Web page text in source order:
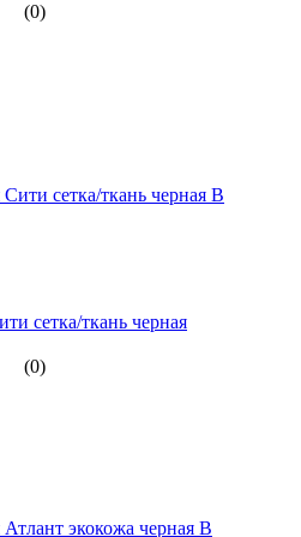
(0)
сетка/ткань черная
(0)